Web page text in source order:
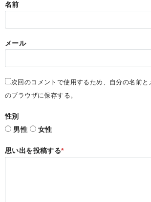
名前
メール
次回のコメントで使用するため、自分の名前と
のブラウザに保存する。
性別
男性
女性
思い出を投稿する*